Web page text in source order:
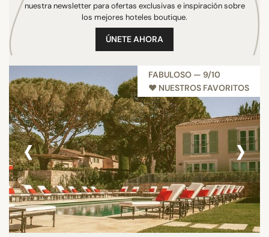
nuestra newsletter para ofertas exclusivas e inspiración sobre
los mejores hoteles boutique.
ÚNETE AHORA
FABULOSO — 9/10
♥︎ NUESTROS FAVORITOS
‹ ›